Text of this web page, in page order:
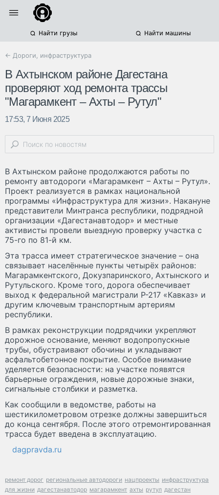
Найти грузы Найти машины
← Дороги, инфраструктура
В Ахтынском районе Дагестана
проверяют ход ремонта трассы
"Магарамкент – Ахты – Рутул"
17:53, 7 Июня 2025
В Ахтынском районе продолжаются работы по
ремонту автодороги «Магарамкент – Ахты – Рутул».
Проект реализуется в рамках национальной
программы «Инфраструктура для жизни». Накануне
представители Минтранса республики, подрядной
организации «Дагестанавтодор» и местные
активисты провели выездную проверку участка с
75-го по 81-й км.
Эта трасса имеет стратегическое значение – она
связывает населённые пункты четырёх районов:
Магарамкентского, Докузпаринского, Ахтынского и
Рутульского. Кроме того, дорога обеспечивает
выход к федеральной магистрали Р-217 «Кавказ» и
другим ключевым транспортным артериям
республики.
В рамках реконструкции подрядчики укрепляют
дорожное основание, меняют водопропускные
трубы, обустраивают обочины и укладывают
асфальтобетонное покрытие. Особое внимание
уделяется безопасности: на участке появятся
барьерные ограждения, новые дорожные знаки,
сигнальные столбики и разметка.
Как сообщили в ведомстве, работы на
шестикилометровом отрезке должны завершиться
до конца сентября. После этого отремонтированная
трасса будет введена в эксплуатацию.
dagpravda.ru
ремонт дорог региональные автодороги нацпроекты инфраструктура
для жизни дагестанавтодор магарамкент ахты рутул дагестан